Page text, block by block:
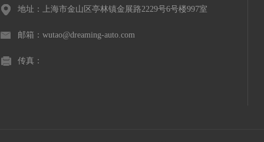
地址：上海市金山区亭林镇金展路2229号6号楼997室
邮箱：wutao@dreaming-auto.com
传真：